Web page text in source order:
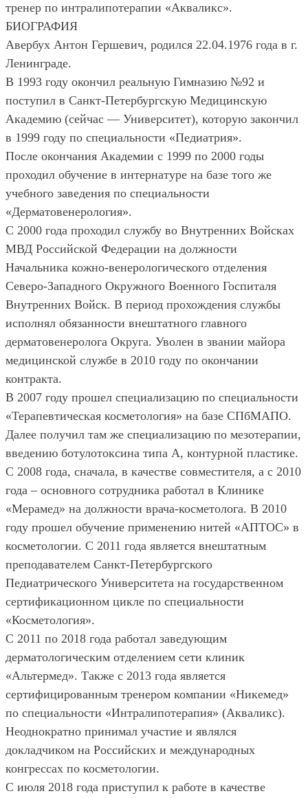
тренер по интралипотерапии «Акваликс».
БИОГРАФИЯ
Авербух Антон Гершевич, родился 22.04.1976 года в г.
Ленинграде.
В 1993 году окончил реальную Гимназию №92 и
поступил в Санкт-Петербургскую Медицинскую
Академию (сейчас — Университет), которую закончил
в 1999 году по специальности «Педиатрия».
После окончания Академии с 1999 по 2000 годы
проходил обучение в интернатуре на базе того же
учебного заведения по специальности
«Дерматовенерология».
С 2000 года проходил службу во Внутренних Войсках
МВД Российской Федерации на должности
Начальника кожно-венерологического отделения
Северо-Западного Окружного Военного Госпиталя
Внутренних Войск. В период прохождения службы
исполнял обязанности внештатного главного
дерматовенеролога Округа. Уволен в звании майора
медицинской службе в 2010 году по окончании
контракта.
В 2007 году прошел специализацию по специальности
«Терапевтическая косметология» на базе СПбМАПО.
Далее получил там же специализацию по мезотерапии,
введению ботулотоксина типа А, контурной пластике.
С 2008 года, сначала, в качестве совместителя, а с 2010
года – основного сотрудника работал в Клинике
«Мерамед» на должности врача-косметолога. В 2010
году прошел обучение применению нитей «АПТОС» в
косметологии. С 2011 года является внештатным
преподавателем Санкт-Петербургского
Педиатрического Университета на государственном
сертификационном цикле по специальности
«Косметология».
С 2011 по 2018 года работал заведующим
дерматологическим отделением сети клиник
«Альтермед». Также с 2013 года является
сертифицированным тренером компании «Никемед»
по специальности «Интралипотерапия» (Акваликс).
Неоднократно принимал участие и являлся
докладчиком на Российских и международных
конгрессах по косметологии.
С июля 2018 года приступил к работе в качестве